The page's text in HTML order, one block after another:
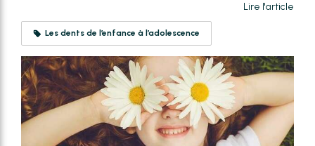
Lire l'article
Les dents de l’enfance à l’adolescence